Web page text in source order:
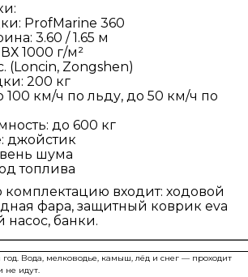
ProfMarine 360
3.60 / 1.65 м
1000 г/м²
(Loncin, Zongshen)
200 кг
100 км/ч по льду, до 50 км/ч по
до 600 кг
джойстик
шума
топлива
комплектацию входит: ходовой
фара, защитный коврик eva
насос, банки.
Вода, мелководье, камыш, лёд и снег — проходит
не идут.